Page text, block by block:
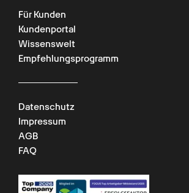
Für Kunden
Kundenportal
Wissenswelt
Empfehlungsprogramm
Datenschutz
Impressum
AGB
FAQ